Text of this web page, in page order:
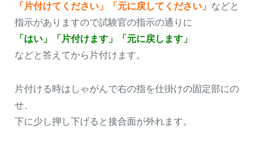
「片付けてください」「元に戻してください」 などと
指示がありますので試験官の指示の通りに
「はい」「片付けます」「元に戻します」
などと答えてから片付けます。
片付ける時はしゃがんで右の指を仕掛けの固定部にの
せ、
下に少し押し下げると接合面が外れます。